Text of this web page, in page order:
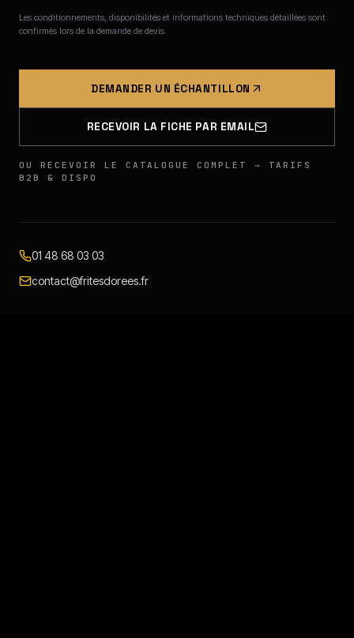
Les conditionnements, disponibilités et informations techniques détaillées sont
confirmés lors de la demande de devis.
DEMANDER UN ÉCHANTILLON
RECEVOIR LA FICHE PAR EMAIL
OU RECEVOIR LE CATALOGUE COMPLET → TARIFS
B2B & DISPO
01 48 68 03 03
contact@fritesdorees.fr